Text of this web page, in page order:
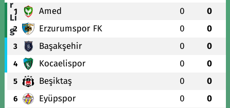
1 Amed 0 0
2 Erzurumspor FK 0 0
3 Başakşehir 0 0
4 Kocaelispor 0 0
5 Beşiktaş 0 0
6 Eyüpspor 0 0